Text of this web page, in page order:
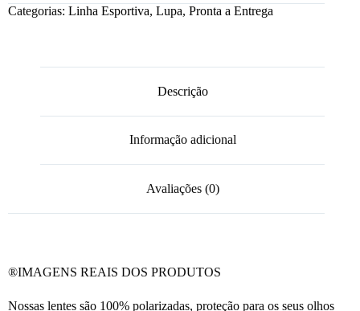
Categorias: Linha Esportiva, Lupa, Pronta a Entrega
Descrição
Informação adicional
Avaliações (0)
®️IMAGENS REAIS DOS PRODUTOS
Nossas lentes são 100% polarizadas, proteção para os seus olhos